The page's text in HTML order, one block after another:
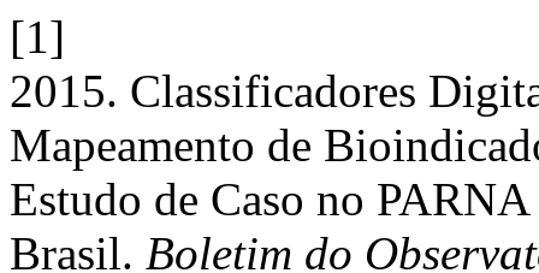
[1]
2015. Classificadores
Mapeamento de
Estudo de Caso no
Brasil. Boletim do